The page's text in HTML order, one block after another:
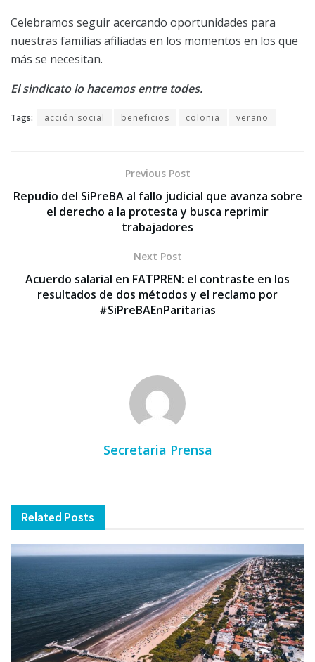
Celebramos seguir acercando oportunidades para
nuestras familias afiliadas en los momentos en los que
más se necesitan.
El sindicato lo hacemos entre todes.
Tags: acción social beneficios colonia verano
Previous Post
Repudio del SiPreBA al fallo judicial que avanza sobre
el derecho a la protesta y busca reprimir
trabajadores
Next Post
Acuerdo salarial en FATPREN: el contraste en los
resultados de dos métodos y el reclamo por
#SiPreBAEnParitarias
Secretaria Prensa
Related Posts